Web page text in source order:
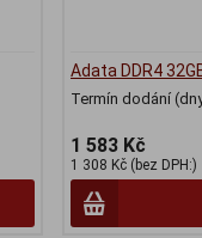
Adata DDR4
Termín dodání
1 583 Kč
1 308 Kč (bez DPH:)